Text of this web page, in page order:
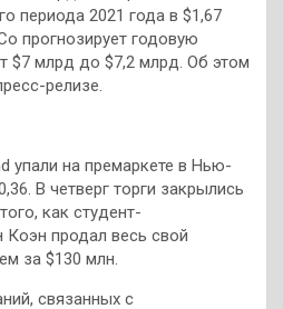
периода 2021 года в $1,67
прогнозирует годовую
$7 млрд до $7,2 млрд. Об этом
релизе.
упали на премаркете в Нью-
В четверг торги закрылись
как студент-
Коэн продал весь свой
за $130 млн.
связанных с